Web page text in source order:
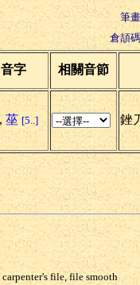
筆
倉頡
音字 相關音節
, 莝 [5..] 銼
carpenter's file, file smooth